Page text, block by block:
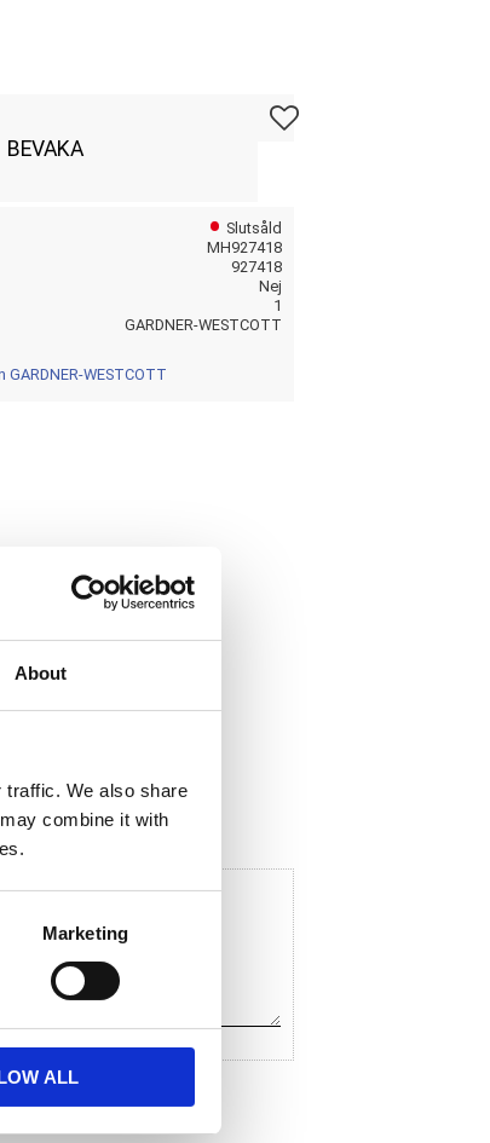
About
traffic. We also share
combine it with
Marketing
ALL
Lägg till i favoriter
BEVAKA
Slutsåld
MH927418
927418
Nej
1
GARDNER-WESTCOTT
WESTCOTT
dig